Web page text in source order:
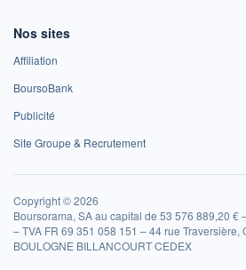
Nos sites
Affiliation
BoursoBank
Publicité
Site Groupe & Recrutement
Copyright © 2026
Boursorama, SA au capital de 53 576 889,20 €
– TVA FR 69 351 058 151 – 44 rue Traversière,
BOULOGNE BILLANCOURT CEDEX